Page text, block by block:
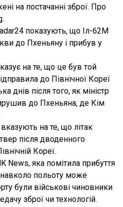
на постачанні зброї. Про
показують, що Іл-62М
до Пхеньяну і прибув у
на те, що це був той
до Північної Кореї
днів після того, як міністр
до Пхеньяна, де Кім
на те, що літак
після дводенного
Кореї.
News, яка помітила прибуття
польоту може
були військові чиновники
зброї чи технологій.